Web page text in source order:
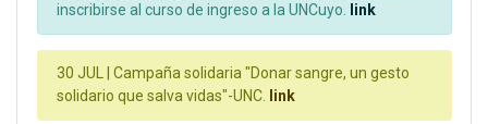
inscribirse al curso de ingreso a la UNCuyo. link
30 JUL | Campaña solidaria "Donar sangre, un gesto
solidario que salva vidas"-UNC. link